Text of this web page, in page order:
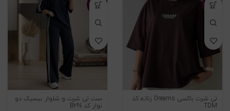
-۲۳%
تی شرت باکسی Dreams زنانه کد
TDM
-۲۶%
ست تی شرت و شلوار بیسیک دو
نوار کد B2N